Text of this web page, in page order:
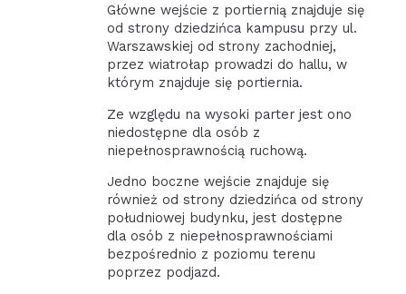
Główne wejście z portiernią znajduje się
od strony dziedzińca kampusu przy ul.
Warszawskiej od strony zachodniej,
przez wiatrołap prowadzi do hallu, w
którym znajduje się portiernia.
Ze względu na wysoki parter jest ono
niedostępne dla osób z
niepełnosprawnością ruchową.
Jedno boczne wejście znajduje się
również od strony dziedzińca od strony
południowej budynku, jest dostępne
dla osób z niepełnosprawnościami
bezpośrednio z poziomu terenu
poprzez podjazd.